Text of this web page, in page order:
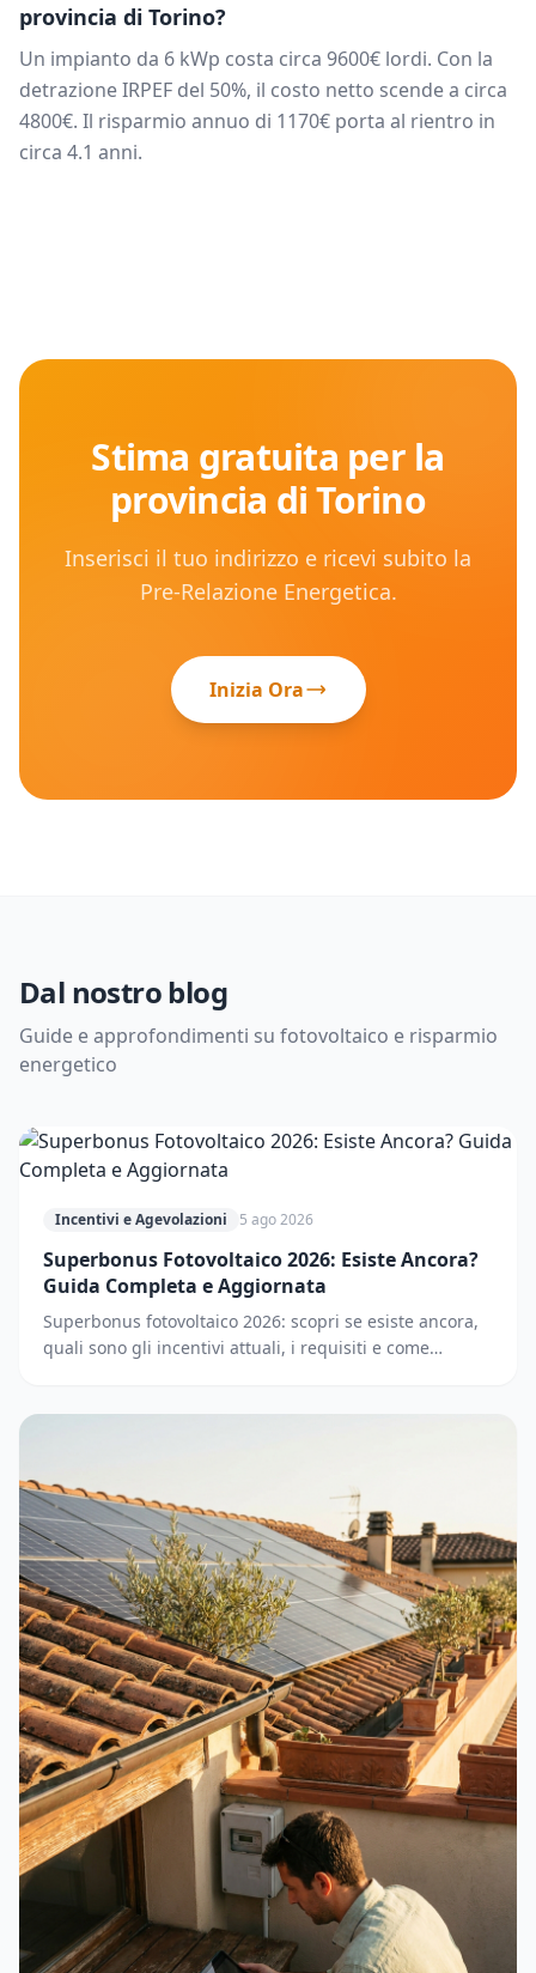
provincia di Torino?
Un impianto da 6 kWp costa circa 9600€ lordi. Con la
detrazione IRPEF del 50%, il costo netto scende a circa
4800€. Il risparmio annuo di 1170€ porta al rientro in
circa 4.1 anni.
Stima gratuita per la
provincia diTorino
Inserisci il tuo indirizzo e ricevi subito la
Pre-Relazione Energetica.
Inizia Ora
Dal nostro blog
Guide e approfondimenti su fotovoltaico e risparmio
energetico
Incentivi e Agevolazioni 5 ago 2026
Superbonus Fotovoltaico 2026: Esiste Ancora?
Guida Completa e Aggiornata
Superbonus fotovoltaico 2026: scopri se esiste ancora,
quali sono gli incentivi attuali, i requisiti e come